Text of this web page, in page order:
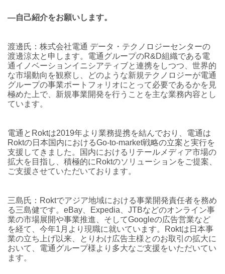
―自己紹介をお願いします。
渡邊氏：株式会社電通 データ・テクノロジーセンターの
渡邊涼太と申します。電通グループのR&D組織である電
通イノベーションイニシアティブと連携をしつつ、世界的
な市場動向を観察し、どのような新規テクノロジーが電通
グループの事業ポートフォリオにとって必要であるかを見
極めた上で、新規事業開発を行うことを主な業務内容とし
ています。
電通とRoktは2019年より業務提携を結んでおり、電通は
Roktの日本国内におけるGo-to-market戦略の立案と実行を
支援してきました。国内におけるリテールメディア市場の
拡大を目指し、積極的にRoktのソリューションをご提案、
ご支援させていただいております。
三島氏：Roktでアジア地域における事業開発責任者を務め
る三島健です。eBay、Expedia、JTBなどのオンライン事
業の市場展開や事業推進、そしてGoogleの広告営業など
を経て、今年1月より現職に就いています。Roktは日本事
業の立ち上げ以来、とりわけ広告主様とのお取引の拡大に
おいて、電通グループ様より多大なご支援をいただいてい
ます。